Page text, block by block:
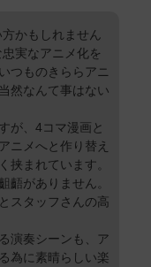
かもしれません
実なアニメ化を
つものきららアニ
然なんて事はない
が、4コマ漫画と
ニメへと作り替え
挟まれています。
齬がありません。
スタッフさんの高
演奏シーンも、ア
為に素晴らしい楽